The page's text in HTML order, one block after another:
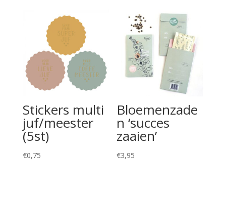
Stickers multi
juf/meester
(5st)
€0,75
Bloemenzade
n ‘succes
zaaien’
€3,95